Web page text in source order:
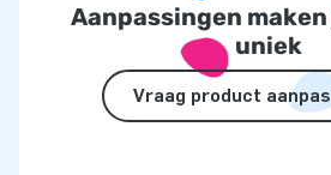
Aanpassingen
uniek
Vraag product